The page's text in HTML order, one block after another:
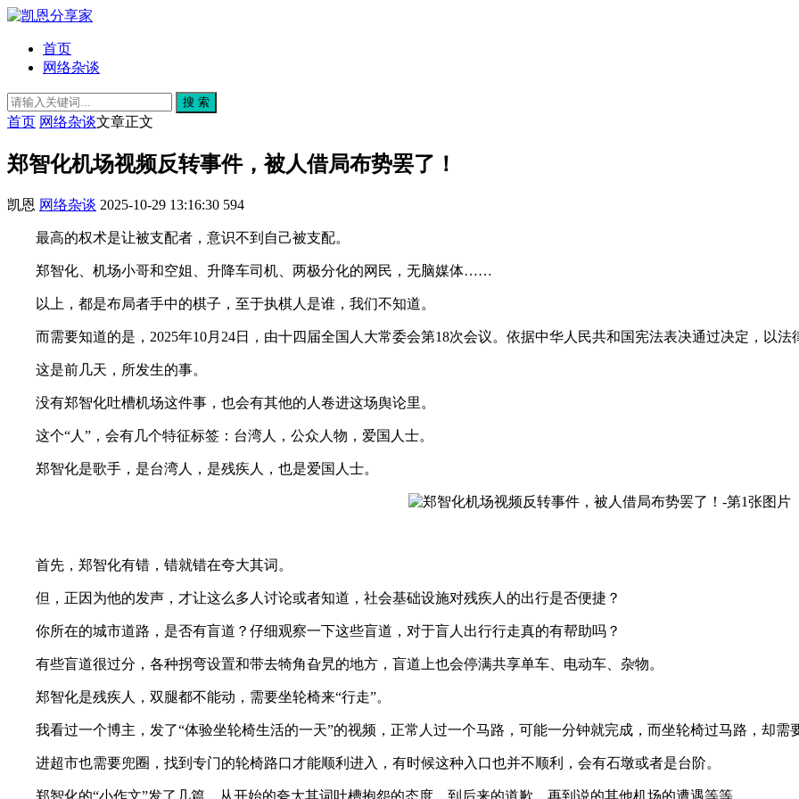
首页
网络杂谈
搜 索
首页 网络杂谈文章正文
郑智化机场视频反转事件，被人借局布势罢了！
凯恩 网络杂谈 2025-10-29 13:16:30 594
最高的权术是让被支配者，意识不到自己被支配。
郑智化、机场小哥和空姐、升降车司机、两极分化的网民，无脑媒体……
以上，都是布局者手中的棋子，至于执棋人是谁，我们不知道。
而需要知道的是，2025年10月24日，由十四届全国人大常委会第18次会议。依据中华人民共和国宪法表决通过决定，以法
这是前几天，所发生的事。
没有郑智化吐槽机场这件事，也会有其他的人卷进这场舆论里。
这个“人”，会有几个特征标签：台湾人，公众人物，爱国人士。
郑智化是歌手，是台湾人，是残疾人，也是爱国人士。
首先，郑智化有错，错就错在夸大其词。
但，正因为他的发声，才让这么多人讨论或者知道，社会基础设施对残疾人的出行是否便捷？
你所在的城市道路，是否有盲道？仔细观察一下这些盲道，对于盲人出行行走真的有帮助吗？
有些盲道很过分，各种拐弯设置和带去犄角旮旯的地方，盲道上也会停满共享单车、电动车、杂物。
郑智化是残疾人，双腿都不能动，需要坐轮椅来“行走”。
我看过一个博主，发了“体验坐轮椅生活的一天”的视频，正常人过一个马路，可能一分钟就完成，而坐轮椅过马路，却需
进超市也需要兜圈，找到专门的轮椅路口才能顺利进入，有时候这种入口也并不顺利，会有石墩或者是台阶。
郑智化的“小作文”发了几篇，从开始的夸大其词吐槽抱怨的态度，到后来的道歉，再到说的其他机场的遭遇等等。